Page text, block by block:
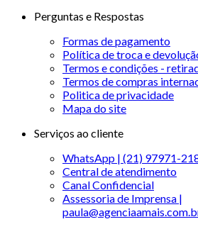
Perguntas e Respostas
Formas de pagamento
Política de troca e
Termos e condições -
Termos de compras
Politica de privacidade
Mapa do site
Serviços ao cliente
WhatsApp | (21) 97971-
Central de atendimento
Canal Confidencial
Assessoria de Imprensa |